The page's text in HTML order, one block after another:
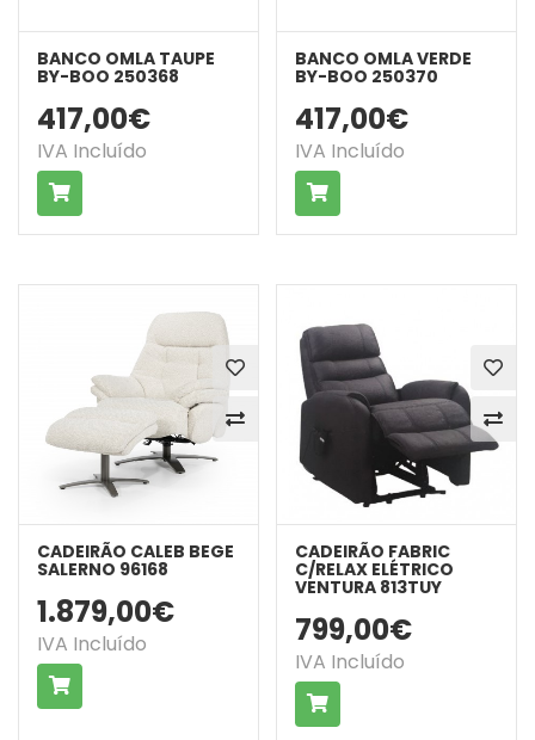
BANCO OMLA TAUPE
BY-BOO 250368
417,00€
IVA Incluído
COMPRAR
BANCO OMLA VERDE
BY-BOO 250370
417,00€
IVA Incluído
COMPRAR
CADEIRÃO CALEB BEGE
SALERNO 96168
1.879,00€
IVA Incluído
COMPRAR
CADEIRÃO FABRIC
C/RELAX ELÉTRICO
VENTURA 813TUY
799,00€
IVA Incluído
COMPRAR